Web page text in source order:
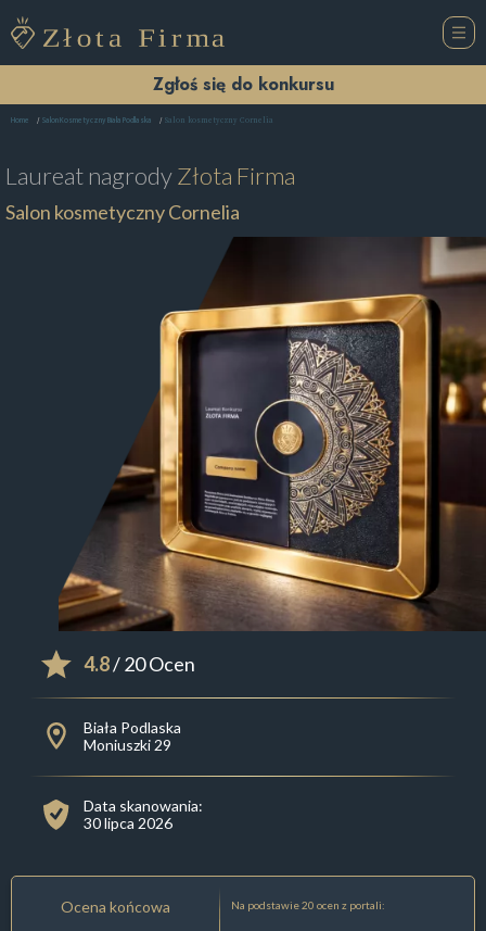
Zgłoś się do konkursu
Home Salon Kosmetyczny Biała Podlaska Salon kosmetyczny Cornelia
Laureat nagrodyZłota Firma
Salon kosmetyczny Cornelia
4.8/ 20 Ocen
Biała Podlaska
Moniuszki 29
Data skanowania:
30 lipca 2026
Ocena końcowa Na podstawie 20 ocen z portali: